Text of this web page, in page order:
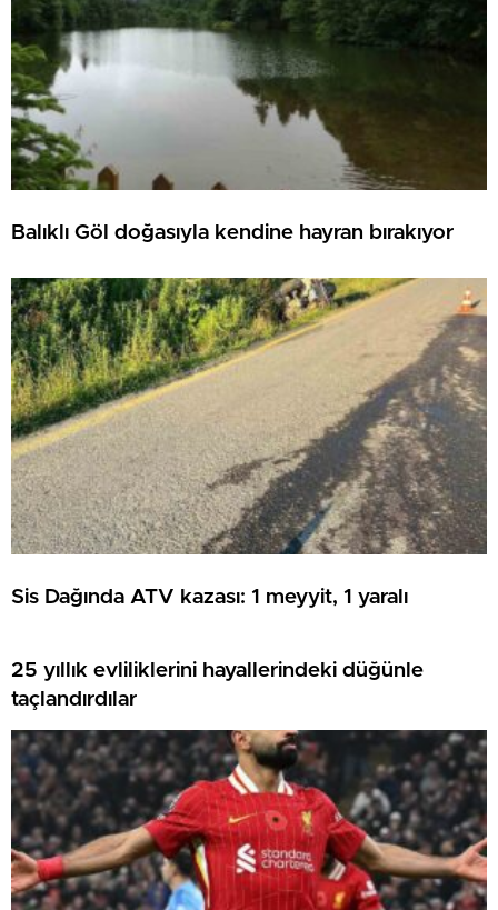
Balıklı Göl doğasıyla kendine hayran bırakıyor
Sis Dağında ATV kazası: 1 meyyit, 1 yaralı
25 yıllık evliliklerini hayallerindeki düğünle
taçlandırdılar